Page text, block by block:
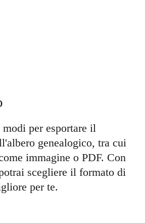
per esportare il
genealogico, tra cui
immagine o PDF. Con
scegliere il formato di
per te.